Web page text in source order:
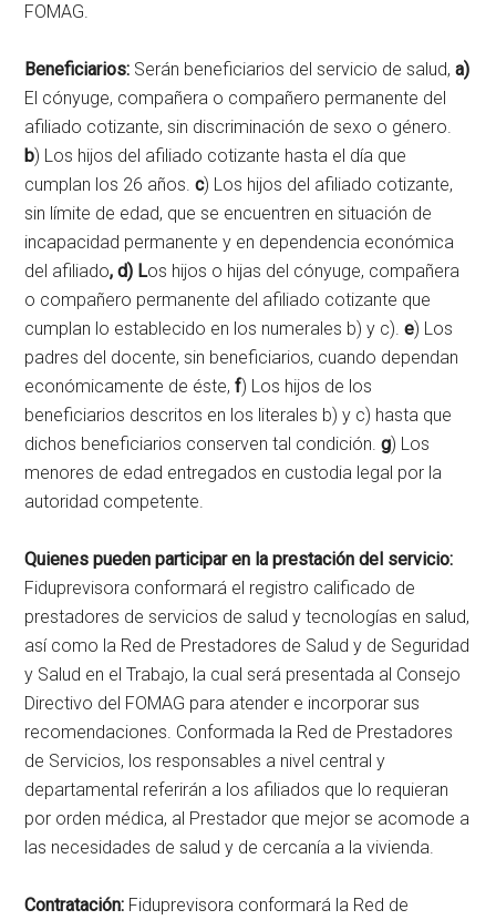
FOMAG.
Beneficiarios: Serán beneficiarios del servicio de salud,a)
El cónyuge, compañera o compañero permanente del
afiliado cotizante, sin discriminación de sexo o género.
b) Los hijos del afiliado cotizante hasta el día que
cumplan los 26 años.c) Los hijos del afiliado cotizante,
sin límite de edad, que se encuentren en situación de
incapacidad permanente y en dependencia económica
del afiliado, d) Los hijos o hijas del cónyuge, compañera
o compañero permanente del afiliado cotizante que
cumplan lo establecido en los numerales b) y c).e) Los
padres del docente, sin beneficiarios, cuando dependan
económicamente de éste,f) Los hijos de los
beneficiarios descritos en los literales b) y c) hasta que
dichos beneficiarios conserven tal condición.g) Los
menores de edad entregados en custodia legal por la
autoridad competente.
Quienes pueden participar en la prestación del servicio:
Fiduprevisora conformará el registro calificado de
prestadores de servicios de salud y tecnologías en salud,
así como la Red de Prestadores de Salud y de Seguridad
y Salud en el Trabajo, la cual será presentada al Consejo
Directivo del FOMAG para atender e incorporar sus
recomendaciones. Conformada la Red de Prestadores
de Servicios, los responsables a nivel central y
departamental referirán a los afiliados que lo requieran
por orden médica, al Prestador que mejor se acomode a
las necesidades de salud y de cercanía a la vivienda.
Contratación: Fiduprevisora conformará la Red de